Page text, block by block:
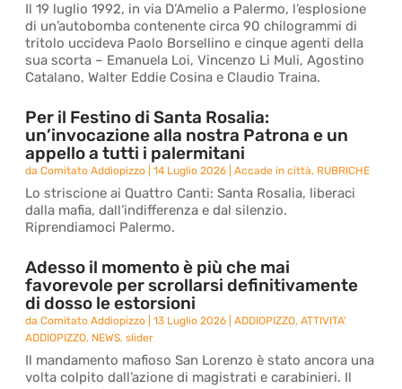
Il 19 luglio 1992, in via D’Amelio a Palermo, l’esplosione
di un’autobomba contenente circa 90 chilogrammi di
tritolo uccideva Paolo Borsellino e cinque agenti della
sua scorta – Emanuela Loi, Vincenzo Li Muli, Agostino
Catalano, Walter Eddie Cosina e Claudio Traina.
Per il Festino di Santa Rosalia:
un’invocazione alla nostra Patrona e un
appello a tutti i palermitani
daComitato Addiopizzo |14 Luglio 2026 |Accade in città, RUBRICHE
Lo striscione ai Quattro Canti: Santa Rosalia, liberaci
dalla mafia, dall’indifferenza e dal silenzio.
Riprendiamoci Palermo.
Adesso il momento è più che mai
favorevole per scrollarsi definitivamente
di dosso le estorsioni
daComitato Addiopizzo |13 Luglio 2026 |ADDIOPIZZO,ATTIVITA'
ADDIOPIZZO, NEWS,slider
Il mandamento mafioso San Lorenzo è stato ancora una
volta colpito dall’azione di magistrati e carabinieri. Il